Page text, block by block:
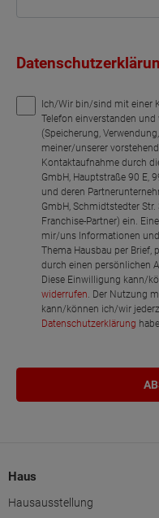
Ich/Wir bin/sind mit einer
Telefon einverstanden
(Speicherung,
meiner/unserer
Kontaktaufnahme durch
GmbH, Hauptstraße 90 E,
und deren
GmbH, Schmidtstedter
Franchise-Partner) ein.
mir/uns Informationen
Thema Hausbau per Brief,
durch einen persönlichen
Diese Einwilligung kann/
widerrufen. Der Nutzung
kann/können ich/wir
Datenschutzerklärung
Haus
Hausausstellung